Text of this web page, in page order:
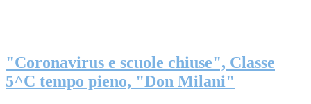
"Coronavirus e scuole chiuse", Classe
5^C tempo pieno, "Don Milani"